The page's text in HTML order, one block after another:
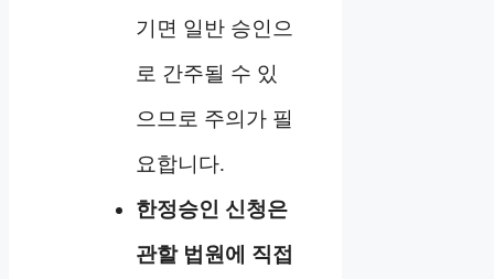
기면 일반 승인으
로 간주될 수 있
으므로 주의가 필
요합니다.
한정승인 신청은
관할 법원에 직접